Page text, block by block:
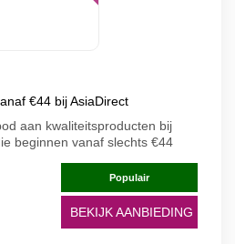
€44 bij AsiaDirect
aan kwaliteitsproducten bij
beginnen vanaf slechts €44
Populair
BEKIJK AANBIEDING